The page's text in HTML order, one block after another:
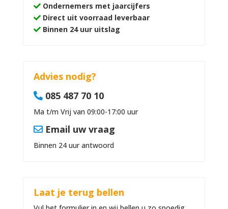
Ondernemers met jaarcijfers
Direct uit voorraad leverbaar
Binnen 24 uur uitslag
Advies nodig?
085 487 70 10
Ma t/m Vrij van 09:00-17:00 uur
Email uw vraag
Binnen 24 uur antwoord
Laat je terug bellen